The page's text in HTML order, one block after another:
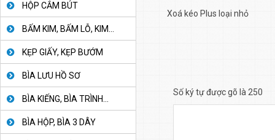
HỘP CẮM BÚT
BẤM KIM, BẤM LỖ, KIM...
KẸP GIẤY, KẸP BƯỚM
BÌA LƯU HỒ SƠ
BÌA KIẾNG, BÌA TRÌNH...
BÌA HỘP, BÌA 3 DÂY
Xoá kéo Plus loại nhỏ
Số ký tự được gõ là 250